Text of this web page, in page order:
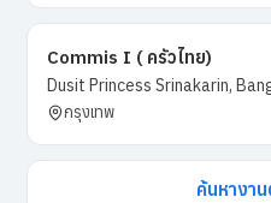
Commis I ( ครัวไทย)
Dusit Princess Srinakarin,
กรุงเทพ
ค้นหางา